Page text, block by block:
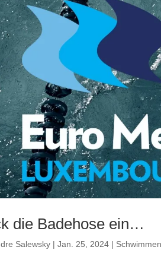
die Badehose ein…
Salewsky |Jan. 25, 2024 |